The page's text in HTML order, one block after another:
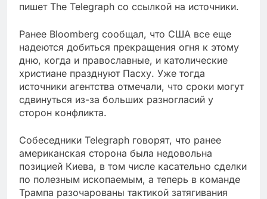
пишет The Telegraph со ссылкой на источники.
Ранее Bloomberg сообщал, что США все еще
надеются добиться прекращения огня к этому
дню, когда и православные, и католические
христиане празднуют Пасху. Уже тогда
источники агентства отмечали, что сроки могут
сдвинуться из-за больших разногласий у
сторон конфликта.
Собеседники Telegraph говорят, что ранее
американская сторона была недовольна
позицией Киева, в том числе касательно сделки
по полезным ископаемым, а теперь в команде
Трампа разочарованы тактикой затягивания